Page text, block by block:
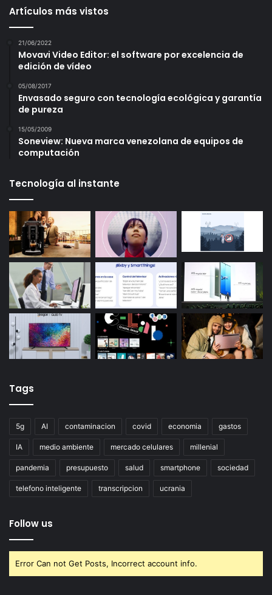
Artículos más vistos
21/06/2022
Movavi Video Editor: el software por excelencia de
edición de vídeo
05/08/2017
Envasado seguro con tecnología ecológica y garantía
de pureza
15/05/2009
Soneview: Nueva marca venezolana de equipos de
computación
Tecnología al instante
Tags
5g AI contaminacion covid economia gastos
IA medio ambiente mercado celulares millenial
pandemia presupuesto salud smartphone sociedad
telefono inteligente transcripcion ucrania
Follow us
Error Can not Get Posts, Incorrect account info.